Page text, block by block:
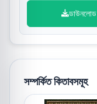
ডাউনলোড
সম্পর্কিত কিতাবসমূহ